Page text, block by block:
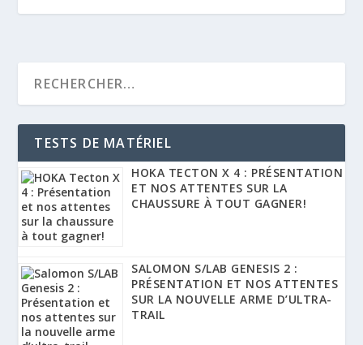
TESTS DE MATÉRIEL
HOKA TECTON X 4 : PRÉSENTATION
ET NOS ATTENTES SUR LA
CHAUSSURE À TOUT GAGNER!
SALOMON S/LAB GENESIS 2 :
PRÉSENTATION ET NOS ATTENTES
SUR LA NOUVELLE ARME D’ULTRA-
TRAIL